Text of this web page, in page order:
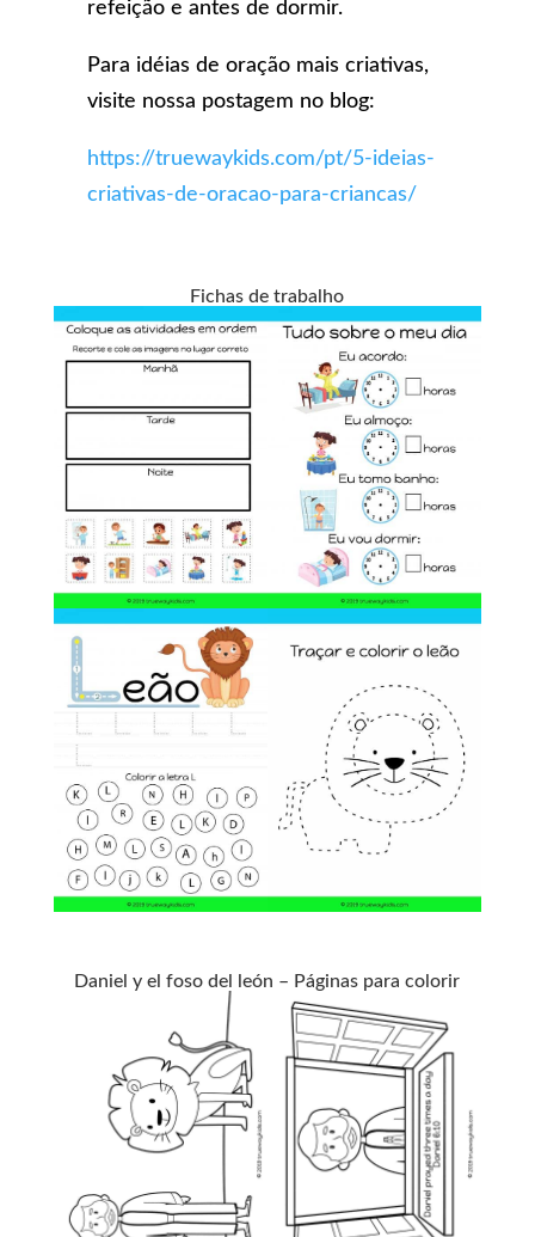
refeição e antes de dormir.
Para idéias de oração mais criativas,
visite nossa postagem no blog:
https://truewaykids.com/pt/5-ideias-
criativas-de-oracao-para-criancas/
Fichas de trabalho
Daniel y el foso del león – Páginas para colorir